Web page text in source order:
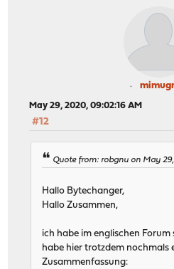
May 29, 2020, 09:02:16 AM
#12
Quote from: robgnu on May
Hallo Bytechanger,
Hallo Zusammen,
ich habe im englischen
habe hier trotzdem nochmals
Zusammenfassung: